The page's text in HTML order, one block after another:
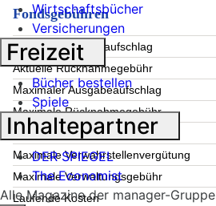
Fondsgebühren
Aktueller Ausgabeaufschlag
Aktuelle Rücknahmegebühr
Maximaler Ausgabeaufschlag
Maximale Rücknahmegebühr
Aktuelle Verwaltungsgebühr
Maximale Verwahrstellenvergütung
Maximale Verwaltungsgebühr
Laufende Kosten
Wirtschaftsbücher
Versicherungen
Freizeit
Bücher bestellen
Spiele
Inhaltepartner
DER SPIEGEL
The Economist
Alle Magazine der manager-Gruppe